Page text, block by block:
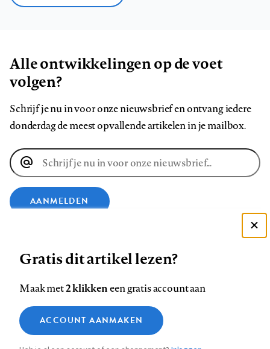
Alle ontwikkelingen op de voet
volgen?
Schrijf je nu in voor onze nieuwsbrief en ontvang iedere
donderdag de meest opvallende artikelen in je mailbox.
E-
mailadres
AANMELDEN
op
Facebook
op
LinkedIn
op
Bluesky
ons
op
InstagramYouTube
Footer
Contact Colofon Disclaimer Privacy
Medische vragen verdienen
betrouwbare antwoorden
Gratis dit artikel lezen?
Maak met2 klikkeneen gratis account aan
ACCOUNT AANMAKEN
Zie onze cookie policy
Analytische cookies